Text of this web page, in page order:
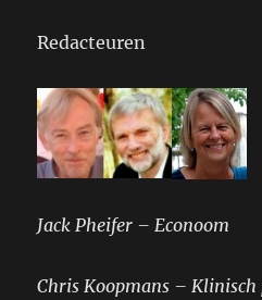
Redacteuren
Jack Pheifer – Econoom
Chris Koopmans – Klinisch